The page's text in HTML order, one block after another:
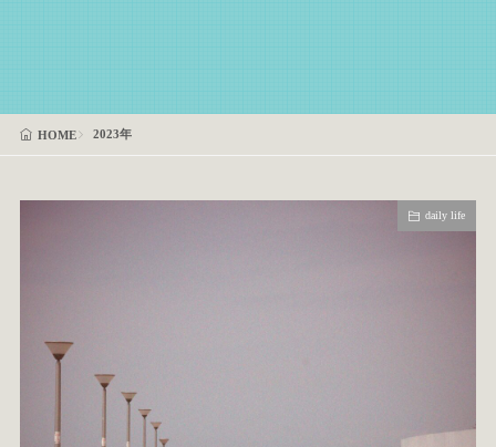
HOME 2023年
daily life